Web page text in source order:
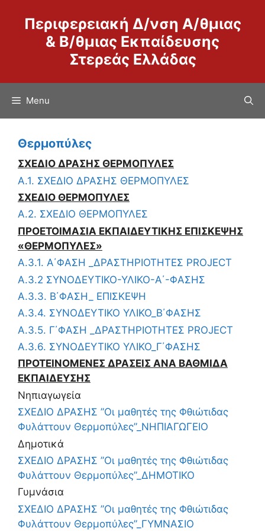
περιεχόμενο
Περιφερειακή Δ/νση Α/θμιας
& Β/θμιας Εκπαίδευσης
Στερεάς Ελλάδας
Menu
Θερμοπύλες
ΣΧΕΔΙΟ ΔΡΑΣΗΣ ΘΕΡΜΟΠΥΛΕΣ
Α.1. ΣΧΕΔΙΟ ΔΡΑΣΗΣ ΘΕΡΜΟΠΥΛΕΣ
ΣΧΕΔΙΟ ΘΕΡΜΟΠΥΛΕΣ
Α.2. ΣΧΕΔΙΟ ΘΕΡΜΟΠΥΛΕΣ
ΠΡΟΕΤΟΙΜΑΣΙΑ ΕΚΠΑΙΔΕΥΤΙΚΗΣ ΕΠΙΣΚΕΨΗΣ
«ΘΕΡΜΟΠΥΛΕΣ»
Α.3.1. Α΄ΦΑΣΗ _ΔΡΑΣΤΗΡΙΟΤΗΤΕΣ PROJECT
Α.3.2 ΣΥΝΟΔΕΥΤΙΚΟ-ΥΛΙΚΟ-Α΄-ΦΑΣΗΣ
Α.3.3. Β΄ΦΑΣΗ_ ΕΠΙΣΚΕΨΗ
Α.3.4. ΣΥΝΟΔΕΥΤΙΚΟ ΥΛΙΚΟ_Β΄ΦΑΣΗΣ
Α.3.5. Γ΄ΦΑΣΗ _ΔΡΑΣΤΗΡΙΟΤΗΤΕΣ PROJECT
Α.3.6. ΣΥΝΟΔΕΥΤΙΚΟ ΥΛΙΚΟ_Γ΄ΦΑΣΗΣ
ΠΡΟΤΕΙΝΟΜΕΝΕΣ ΔΡΑΣΕΙΣ ΑΝΑ ΒΑΘΜΙΔΑ
ΕΚΠΑΙΔΕΥΣΗΣ
Νηπιαγωγεία
ΣΧΕΔΙΟ ΔΡΑΣΗΣ ”Οι μαθητές της Φθιώτιδας
Φυλάττουν Θερμοπύλες”_ΝΗΠΙΑΓΩΓΕΙΟ
Δημοτικά
ΣΧΕΔΙΟ ΔΡΑΣΗΣ ”Οι μαθητές της Φθιώτιδας
Φυλάττουν Θερμοπύλες”_ΔΗΜΟΤΙΚΟ
Γυμνάσια
ΣΧΕΔΙΟ ΔΡΑΣΗΣ ”Οι μαθητές της Φθιώτιδας
Φυλάττουν Θερμοπύλες”_ΓΥΜΝΑΣΙΟ